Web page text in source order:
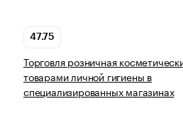
47.75
Торговля розничная
товарами личной гигиены в
специализированных магазинах